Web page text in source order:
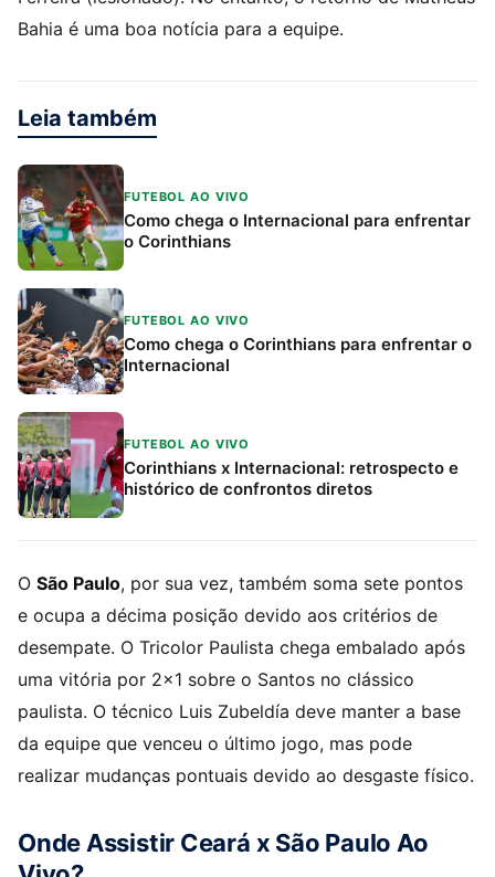
Bahia é uma boa notícia para a equipe.
Leia também
FUTEBOL AO VIVO
Como chega o Internacional para enfrentar
o Corinthians
FUTEBOL AO VIVO
Como chega o Corinthians para enfrentar o
Internacional
FUTEBOL AO VIVO
Corinthians x Internacional: retrospecto e
histórico de confrontos diretos
O São Paulo, por sua vez, também soma sete pontos
e ocupa a décima posição devido aos critérios de
desempate. O Tricolor Paulista chega embalado após
uma vitória por 2×1 sobre o Santos no clássico
paulista. O técnico Luis Zubeldía deve manter a base
da equipe que venceu o último jogo, mas pode
realizar mudanças pontuais devido ao desgaste físico.
Onde Assistir Ceará x São Paulo Ao